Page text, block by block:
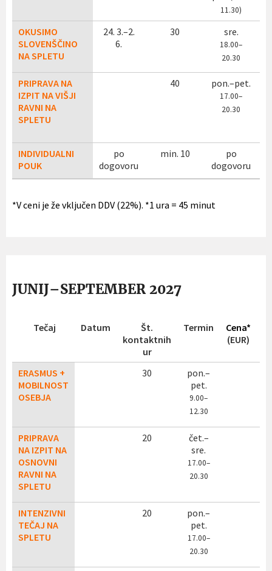
11.30)
OKUSIMO
SLOVENŠČINO
NA SPLETU
24. 3.–2.
6.
30 sre.
18.00–
20.30
PRIPRAVA NA
IZPIT NA VIŠJI
RAVNI NA
SPLETU
40 pon.–pet.
17.00–
20.30
INDIVIDUALNI
POUK
po
dogovoru
min. 10
po
dogovoru
*V ceni je že vključen DDV (22%). *1 ura = 45 minut
JUNIJ–SEPTEMBER 2027
Tečaj Datum
Št.
kontaktnih
ur
Termin
Cena*
(EUR)
ERASMUS +
MOBILNOST
OSEBJA
30
pon.–
pet.
9.00–
12.30
PRIPRAVA
NA IZPIT NA
OSNOVNI
RAVNI NA
SPLETU
20
čet.–
sre.
17.00–
20.30
INTENZIVNI
TEČAJ NA
SPLETU
20
pon.–
pet.
17.00–
20.30